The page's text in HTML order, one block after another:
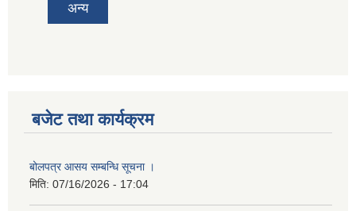
अन्य
बजेट तथा कार्यक्रम
बोलपत्र आसय सम्बन्धि सूचना ।
मिति: 07/16/2026 - 17:04